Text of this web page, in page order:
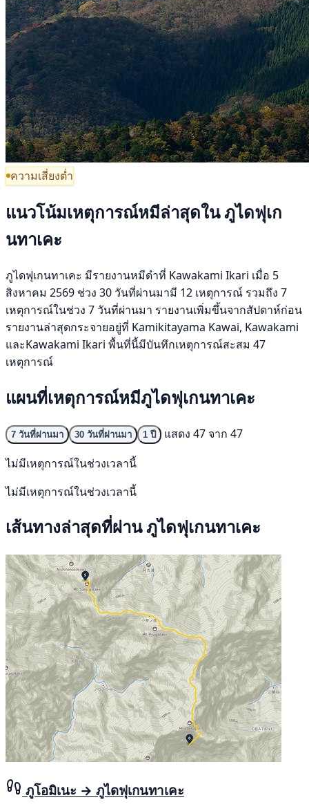
ความเสี่ยงต่ำ
แนวโน้มเหตุการณ์หมีล่าสุดใน ภูไดฟุเก
นทาเคะ
ภูไดฟุเกนทาเคะ มีรายงานหมีดำที่ Kawakami Ikari เมื่อ 5
สิงหาคม 2569 ช่วง 30 วันที่ผ่านมามี 12 เหตุการณ์ รวมถึง 7
เหตุการณ์ในช่วง 7 วันที่ผ่านมา รายงานเพิ่มขึ้นจากสัปดาห์ก่อน
รายงานล่าสุดกระจายอยู่ที่ Kamikitayama Kawai, Kawakami
และKawakami Ikari พื้นที่นี้มีบันทึกเหตุการณ์สะสม 47
เหตุการณ์
แผนที่เหตุการณ์หมีภูไดฟุเกนทาเคะ
7 วันที่ผ่านมา 30 วันที่ผ่านมา 1 ปี
แสดง 47 จาก 47
ไม่มีเหตุการณ์ในช่วงเวลานี้
ไม่มีเหตุการณ์ในช่วงเวลานี้
เส้นทางล่าสุดที่ผ่าน ภูไดฟุเกนทาเคะ
ภูโอมิเนะ → ภูไดฟุเกนทาเคะ